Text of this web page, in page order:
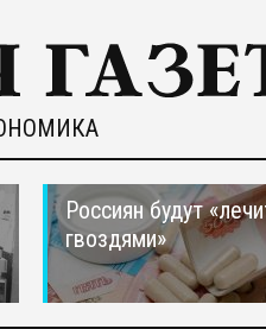
Россиян будут
гвоздями»